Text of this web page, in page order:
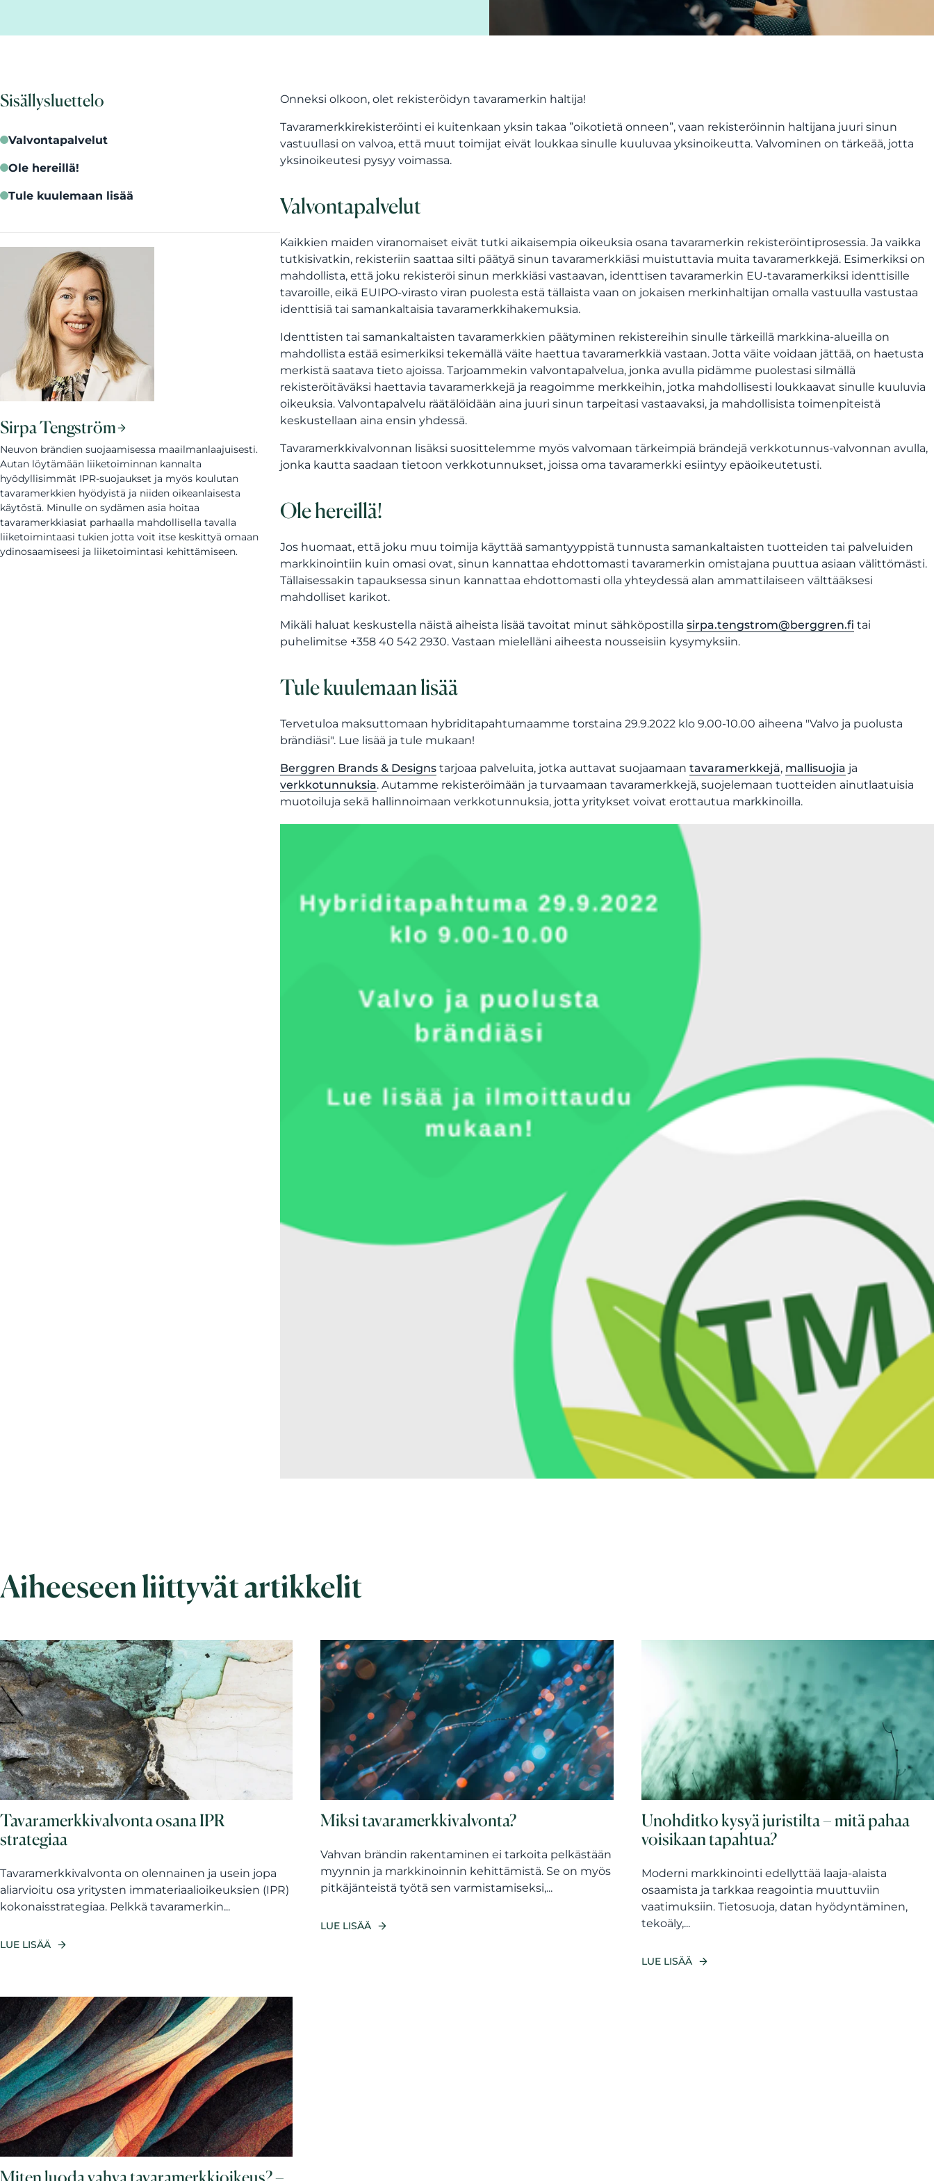
Sisällysluettelo
Valvontapalvelut
Ole hereillä!
Tule kuulemaan lisää
Sirpa Tengström
Neuvon brändien suojaamisessa maailmanlaajuisesti.
Autan löytämään liiketoiminnan kannalta
hyödyllisimmät IPR-suojaukset ja myös koulutan
tavaramerkkien hyödyistä ja niiden oikeanlaisesta
käytöstä. Minulle on sydämen asia hoitaa
tavaramerkkiasiat parhaalla mahdollisella tavalla
liiketoimintaasi tukien jotta voit itse keskittyä omaan
ydinosaamiseesi ja liiketoimintasi kehittämiseen.
Onneksi olkoon, olet rekisteröidyn tavaramerkin haltija!
Tavaramerkkirekisteröinti ei kuitenkaan yksin takaa ”oikotietä onneen”, vaan rekisteröinnin haltijana juuri sinun
vastuullasi on valvoa, että muut toimijat eivät loukkaa sinulle kuuluvaa yksinoikeutta. Valvominen on tärkeää, jotta
yksinoikeutesi pysyy voimassa.
Valvontapalvelut
Kaikkien maiden viranomaiset eivät tutki aikaisempia oikeuksia osana tavaramerkin rekisteröintiprosessia. Ja vaikka
tutkisivatkin, rekisteriin saattaa silti päätyä sinun tavaramerkkiäsi muistuttavia muita tavaramerkkejä. Esimerkiksi on
mahdollista, että joku rekisteröi sinun merkkiäsi vastaavan, identtisen tavaramerkin EU-tavaramerkiksi identtisille
tavaroille, eikä EUIPO-virasto viran puolesta estä tällaista vaan on jokaisen merkinhaltijan omalla vastuulla vastustaa
identtisiä tai samankaltaisia tavaramerkkihakemuksia.
Identtisten tai samankaltaisten tavaramerkkien päätyminen rekistereihin sinulle tärkeillä markkina-alueilla on
mahdollista estää esimerkiksi tekemällä väite haettua tavaramerkkiä vastaan. Jotta väite voidaan jättää, on haetusta
merkistä saatava tieto ajoissa. Tarjoammekin valvontapalvelua, jonka avulla pidämme puolestasi silmällä
rekisteröitäväksi haettavia tavaramerkkejä ja reagoimme merkkeihin, jotka mahdollisesti loukkaavat sinulle kuuluvia
oikeuksia. Valvontapalvelu räätälöidään aina juuri sinun tarpeitasi vastaavaksi, ja mahdollisista toimenpiteistä
keskustellaan aina ensin yhdessä.
Tavaramerkkivalvonnan lisäksi suosittelemme myös valvomaan tärkeimpiä brändejä verkkotunnus-valvonnan avulla,
jonka kautta saadaan tietoon verkkotunnukset, joissa oma tavaramerkki esiintyy epäoikeutetusti.
Ole hereillä!
Jos huomaat, että joku muu toimija käyttää samantyyppistä tunnusta samankaltaisten tuotteiden tai palveluiden
markkinointiin kuin omasi ovat, sinun kannattaa ehdottomasti tavaramerkin omistajana puuttua asiaan välittömästi.
Tällaisessakin tapauksessa sinun kannattaa ehdottomasti olla yhteydessä alan ammattilaiseen välttääksesi
mahdolliset karikot.
Mikäli haluat keskustella näistä aiheista lisää tavoitat minut sähköpostillasirpa.tengstrom@berggren.fi tai
puhelimitse +358 40 542 2930. Vastaan mielelläni aiheesta nousseisiin kysymyksiin.
Tule kuulemaan lisää
Tervetuloa maksuttomaan hybriditapahtumaamme torstaina 29.9.2022 klo 9.00-10.00 aiheena "Valvo ja puolusta
brändiäsi". Lue lisää ja tule mukaan!
Berggren Brands & Designs tarjoaa palveluita, jotka auttavat suojaamaantavaramerkkejä, mallisuojia ja
verkkotunnuksia. Autamme rekisteröimään ja turvaamaan tavaramerkkejä, suojelemaan tuotteiden ainutlaatuisia
muotoiluja sekä hallinnoimaan verkkotunnuksia, jotta yritykset voivat erottautua markkinoilla.
Aiheeseen liittyvät artikkelit
Tavaramerkkivalvonta osana IPR
strategiaa
Tavaramerkkivalvonta on olennainen ja usein jopa
aliarvioitu osa yritysten immateriaalioikeuksien (IPR)
kokonaisstrategiaa. Pelkkä tavaramerkin...
LUE LISÄÄ
Miksi tavaramerkkivalvonta?
Vahvan brändin rakentaminen ei tarkoita pelkästään
myynnin ja markkinoinnin kehittämistä. Se on myös
pitkäjänteistä työtä sen varmistamiseksi,...
LUE LISÄÄ
Unohditko kysyä juristilta – mitä pahaa
voisikaan tapahtua?
Moderni markkinointi edellyttää laaja-alaista
osaamista ja tarkkaa reagointia muuttuviin
vaatimuksiin. Tietosuoja, datan hyödyntäminen,
tekoäly,...
LUE LISÄÄ
Miten luoda vahva tavaramerkkioikeus? –